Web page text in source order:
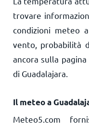
trovare
condizioni meteo
vento, probabilità
ancora sulla
di Guadalajara.
Il meteo a
Meteo5.com